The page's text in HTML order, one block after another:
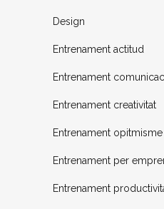
Design
Entrenament actitud
Entrenament
Entrenament creativitat
Entrenament opitmisme
Entrenament per
Entrenament